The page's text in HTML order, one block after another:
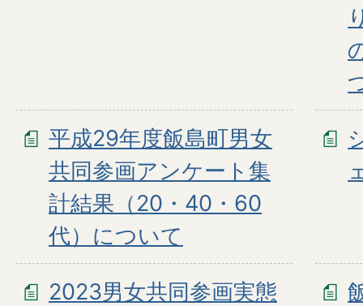
平成29年度飯島町男女
共同参画アンケート集
計結果（20・40・60
代）について
2023男女共同参画実態